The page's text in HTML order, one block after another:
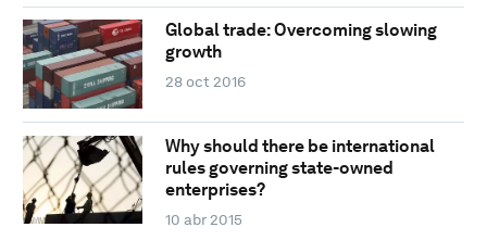
Global trade: Overcoming slowing
growth
28 oct 2016
Why should there be international
rules governing state-owned
enterprises?
10 abr 2015